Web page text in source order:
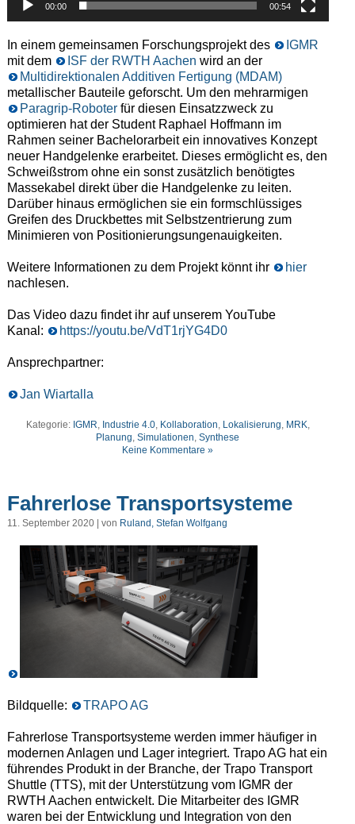
00:00 00:54
In einem gemeinsamen Forschungsprojekt des
IGMR
mit dem
ISF der RWTH Aachen wird an der
Multidirektionalen Additiven Fertigung (MDAM)
metallischer Bauteile geforscht. Um den mehrarmigen
Paragrip-Roboterfür diesen Einsatzzweck zu
optimieren hat der Student Raphael Hoffmann im
Rahmen seiner Bachelorarbeit ein innovatives Konzept
neuer Handgelenke erarbeitet. Dieses ermöglicht es, den
Schweißstrom ohne ein sonst zusätzlich benötigtes
Massekabel direkt über die Handgelenke zu leiten.
Darüber hinaus ermöglichen sie ein formschlüssiges
Greifen des Druckbettes mit Selbstzentrierung zum
Minimieren von Positionierungsungenauigkeiten.
Weitere Informationen zu dem Projekt könnt ihr
hier
nachlesen.
Das Video dazu findet ihr auf unserem YouTube
Kanal:
https://youtu.be/VdT1rjYG4D0
Ansprechpartner:
Jan Wiartalla
Kategorie: IGMR, Industrie 4.0, Kollaboration, Lokalisierung, MRK,
Planung,Simulationen,Synthese
Keine Kommentare »
Fahrerlose Transportsysteme
11. September 2020 | von Ruland, Stefan Wolfgang
Bildquelle: TRAPO AG
Fahrerlose Transportsysteme werden immer häufiger in
modernen Anlagen und Lager integriert. Trapo AG hat ein
führendes Produkt in der Branche, der Trapo Transport
Shuttle (TTS), mit der Unterstützung vom IGMR der
RWTH Aachen entwickelt. Die Mitarbeiter des IGMR
waren bei der Entwicklung und Integration von den